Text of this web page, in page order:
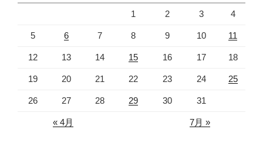
1 2 3 4
5 6 7 8 9 10 11
12 13 14 15 16 17 18
19 20 21 22 23 24 25
26 27 28 29 30 31
« 4月 7月 »